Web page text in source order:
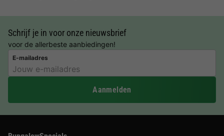
Schrijf je in voor onze nieuwsbrief
voor de allerbeste aanbiedingen!
E-mailadres
Aanmelden